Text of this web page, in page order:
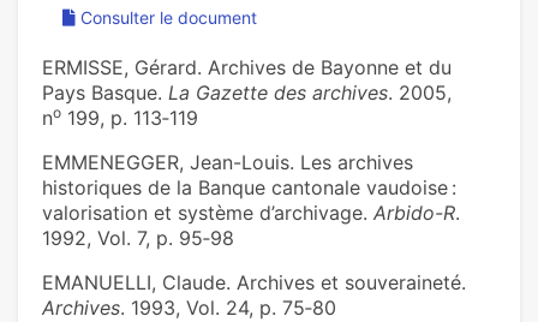
Consulter le document
ERMISSE, Gérard. Archives de Bayonne et du
Pays Basque. La Gazette des archives. 2005,
no 199, p. 113‑119
EMMENEGGER, Jean-Louis. Les archives
historiques de la Banque cantonale vaudoise :
valorisation et système d’archivage. Arbido-R.
1992, Vol. 7, p. 95‑98
EMANUELLI, Claude. Archives et souveraineté.
Archives. 1993, Vol. 24, p. 75‑80